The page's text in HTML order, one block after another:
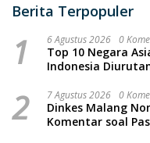
Berita Terpopuler
1 6 Agustus 2026 0
Top 10 Negara
Indonesia
2 7 Agustus 2026 0
Dinkes Malang
Komentar soal